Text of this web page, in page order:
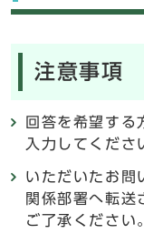
注意事項
回答を希望する
入力してくださ
いただいたお問
関係部署へ転送
ご了承ください